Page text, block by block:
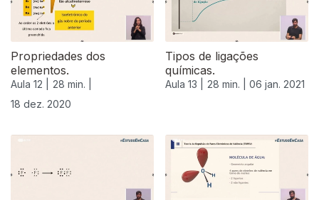
Propriedades dos
elementos.
Aula 12 |
28 min. |
18 dez. 2020
Tipos de ligações
químicas.
Aula 13 | 28 min. | 06 jan. 2021